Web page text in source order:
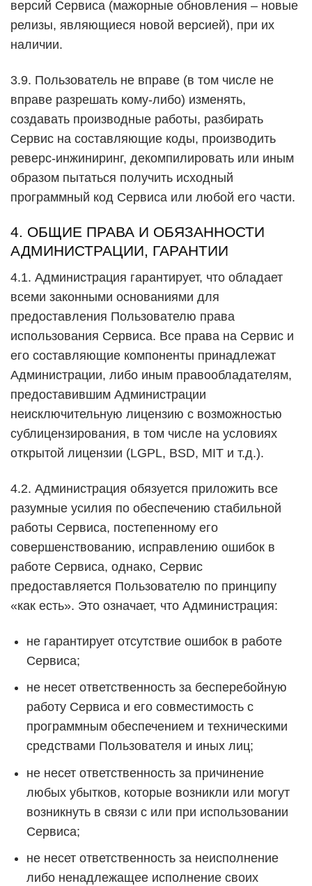
версий Сервиса (мажорные обновления – новые
релизы, являющиеся новой версией), при их
наличии.
3.9. Пользователь не вправе (в том числе не
вправе разрешать кому-либо) изменять,
создавать производные работы, разбирать
Сервис на составляющие коды, производить
реверс-инжиниринг, декомпилировать или иным
образом пытаться получить исходный
программный код Сервиса или любой его части.
4. ОБЩИЕ ПРАВА И ОБЯЗАННОСТИ
АДМИНИСТРАЦИИ, ГАРАНТИИ
4.1. Администрация гарантирует, что обладает
всеми законными основаниями для
предоставления Пользователю права
использования Сервиса. Все права на Сервис и
его составляющие компоненты принадлежат
Администрации, либо иным правообладателям,
предоставившим Администрации
неисключительную лицензию с возможностью
сублицензирования, в том числе на условиях
открытой лицензии (LGPL, BSD, MIT и т.д.).
4.2. Администрация обязуется приложить все
разумные усилия по обеспечению стабильной
работы Сервиса, постепенному его
совершенствованию, исправлению ошибок в
работе Сервиса, однако, Сервис
предоставляется Пользователю по принципу
«как есть». Это означает, что Администрация:
не гарантирует отсутствие ошибок в работе
Сервиса;
не несет ответственность за бесперебойную
работу Сервиса и его совместимость с
программным обеспечением и техническими
средствами Пользователя и иных лиц;
не несет ответственность за причинение
любых убытков, которые возникли или могут
возникнуть в связи с или при использовании
Сервиса;
не несет ответственность за неисполнение
либо ненадлежащее исполнение своих